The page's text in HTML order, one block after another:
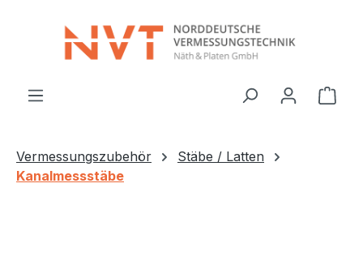
Vermessungszubehör
Stäbe / Latten
Kanalmessstäbe